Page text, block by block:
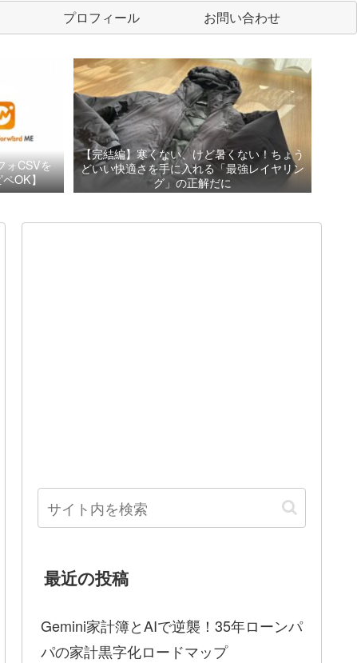
プロフィール お問い合わせ
ォCSVを
ペOK】
【完結編】寒くない、けど暑くない！ちょう
どいい快適さを手に入れる「最強レイヤリン
グ」の正解だに
最近の投稿
Gemini家計簿とAIで逆襲！35年ローンパ
パの家計黒字化ロードマップ